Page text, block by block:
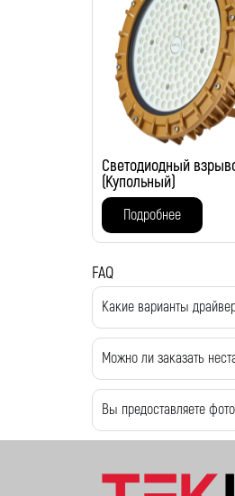
Светодиодный
(Купольный)
Подробнее
FAQ
Какие варианты
Можно ли заказать
Вы предоставляете